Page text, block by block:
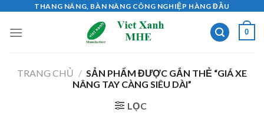
content
THANG NÂNG, BÀN NÂNG CÔNG NGHIỆP HÀNG ĐẦU
0
TRANG CHỦ / SẢN PHẨM ĐƯỢC GẮN THẺ “GIÁ XE
NÂNG TAY CÀNG SIÊU DÀI”
LỌC